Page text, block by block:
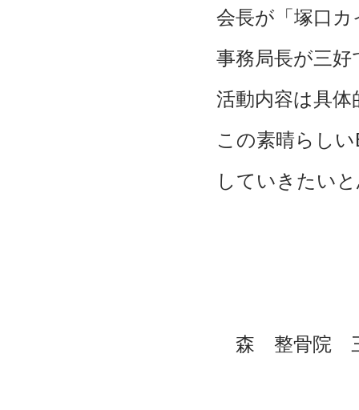
会長が「塚口
事務局長が三
活動内容は具
この素晴らし
していきたい
森 整骨院